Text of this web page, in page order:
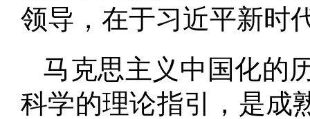
领导，在于习近平新时
马克思主义中国化的
科学的理论指引，是成